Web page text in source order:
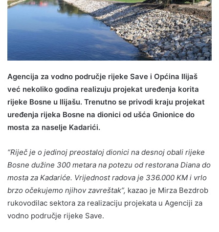
Agencija za vodno područje rijeke Save i Općina Ilijaš
već nekoliko godina realizuju projekat uređenja korita
rijeke Bosne u Ilijašu. Trenutno se privodi kraju projekat
uređenja rijeka Bosne na dionici od ušća Gnionice do
mosta za naselje Kadarići.
“Riječ je o jedinoj preostaloj dionici na desnoj obali rijeke
Bosne dužine 300 metara na potezu od restorana Diana do
mosta za Kadariće. Vrijednost radova je 336.000 KM i vrlo
brzo očekujemo njihov zavreštak”, kazao je Mirza Bezdrob
rukovodilac sektora za realizaciju projekata u Agenciji za
vodno područje rijeke Save.